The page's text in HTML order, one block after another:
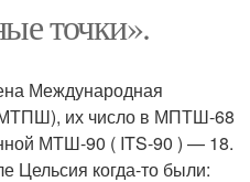
точки».
Международная
их число в МПТШ-68
МТШ-90 ( ITS-90 ) — 18.
Цельсия когда-то были: